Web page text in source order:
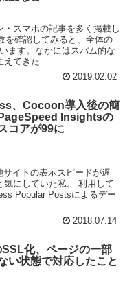
スマホの記事を多く掲載し
を確認してみると、全体の
ます。なかにはスパム的な
えてきた...
2019.02.02
、Cocoon導入後の簡
Insightsの
コアが99に
イトの表示スピードが遅
気にしていた私。 利用して
Popular Postsによるデー
2018.07.14
化、ページの一部
い状態で対応したこと